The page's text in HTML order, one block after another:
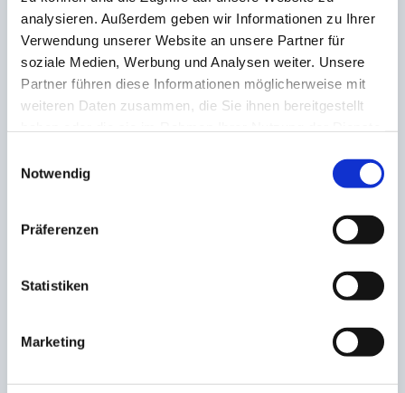
analysieren. Außerdem geben wir Informationen zu Ihrer
Verwendung unserer Website an unsere Partner für
soziale Medien, Werbung und Analysen weiter. Unsere
Partner führen diese Informationen möglicherweise mit
weiteren Daten zusammen, die Sie ihnen bereitgestellt
Notwendig
Präferenzen
Statistiken
Marketing
Schaumberg/Prims-
Debakel im Junioren DFB-
Pokal gegen Bundesligist
FC Schalke 04
Saarteam ausgeschieden!
Bundesligist TSG 1899
Hoffenheim mit Saar-
Torhüterin Laura Dick in
der nächsten Pokalrunde
Stromausfall & Wanderpokal verschwunden! VfL
Primstal jubelt beim Schmelzer-Budenzauber mit
31. Dezember 2022
13. Oktober 2022